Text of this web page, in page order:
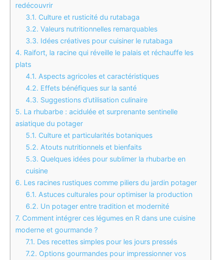
redécouvrir
3.1. Culture et rusticité du rutabaga
3.2. Valeurs nutritionnelles remarquables
3.3. Idées créatives pour cuisiner le rutabaga
4. Raifort, la racine qui réveille le palais et réchauffe les
plats
4.1. Aspects agricoles et caractéristiques
4.2. Effets bénéfiques sur la santé
4.3. Suggestions d’utilisation culinaire
5. La rhubarbe : acidulée et surprenante sentinelle
asiatique du potager
5.1. Culture et particularités botaniques
5.2. Atouts nutritionnels et bienfaits
5.3. Quelques idées pour sublimer la rhubarbe en
cuisine
6. Les racines rustiques comme piliers du jardin potager
6.1. Astuces culturales pour optimiser la production
6.2. Un potager entre tradition et modernité
7. Comment intégrer ces légumes en R dans une cuisine
moderne et gourmande ?
7.1. Des recettes simples pour les jours pressés
7.2. Options gourmandes pour impressionner vos